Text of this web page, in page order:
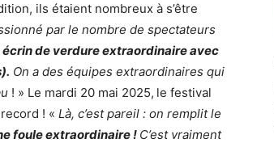
ils étaient nombreux à s’être
par le nombre de spectateurs
écrin de verdure extraordinaire avec
On a des équipes extraordinaires qui
! » Le mardi 20 mai 2025, le festival
! « Là, c’est pareil : on remplit le
foule extraordinaire ! C’est vraiment